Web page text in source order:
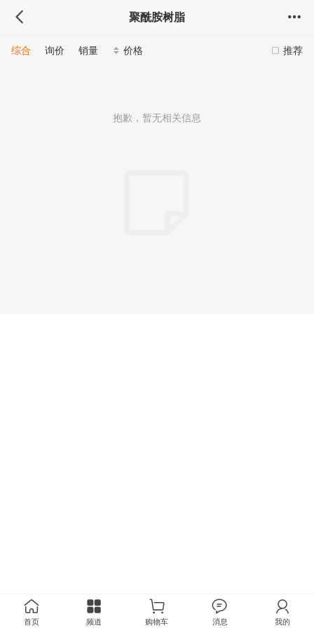
聚酰胺树脂
推荐
综合 询价 销量 价格
抱歉，暂无相关信息
首页 频道 购物车 消息 我的